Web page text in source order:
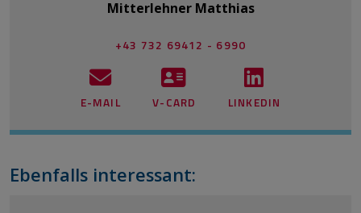
Mitterlehner Matthias
+43 732 69412 - 6990
E-MAIL V-CARD LINKEDIN
Ebenfalls interessant: